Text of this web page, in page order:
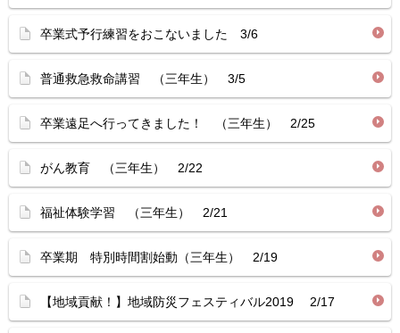
卒業式予行練習をおこないました 3/6
普通救急救命講習 （三年生） 3/5
卒業遠足へ行ってきました！ （三年生） 2/25
がん教育 （三年生） 2/22
福祉体験学習 （三年生） 2/21
卒業期 特別時間割始動（三年生） 2/19
【地域貢献！】地域防災フェスティバル2019 2/17